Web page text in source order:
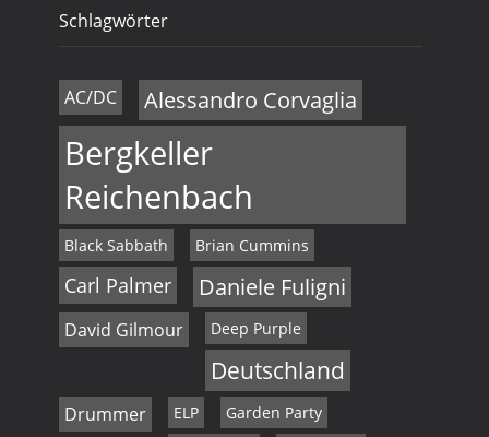
Schlagwörter
AC/DC Alessandro Corvaglia
Bergkeller
Reichenbach
Black Sabbath Brian Cummins
Carl Palmer Daniele Fuligni
David Gilmour Deep Purple
Deutschland
Drummer ELP Garden Party